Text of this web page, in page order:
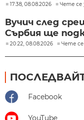
17:38, 08.08.2026 Чете се
Вучич след
Сърбия ще
20:22, 08.08.2026 Чете се
Facebook
YouTube